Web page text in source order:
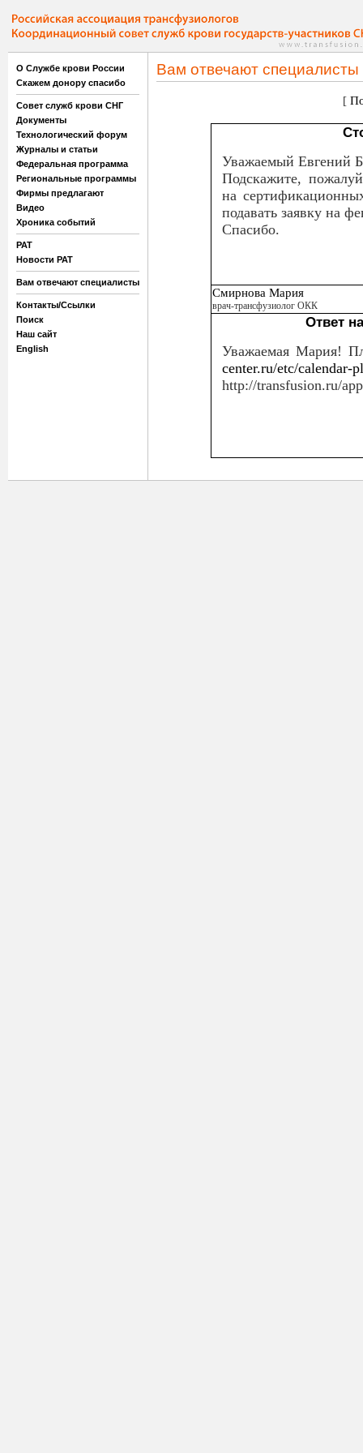
О Службе крови России
Скажем донору спасибо
Совет служб крови СНГ
Документы
Технологический форум
Журналы и статьи
Федеральная программа
Региональные программы
Фирмы предлагают
Видео
Хроника событий
РАТ
Новости РАТ
Вам отвечают специалисты
Контакты/Ссылки
Поиск
Наш сайт
English
Вам отвечают специалисты
[
Уважаемый Евгений
Подскажите,
на
подавать заявку на
Спасибо.
Смирнова Мария
врач-трансфузиолог ОКК
Ответ
Уважаемая Мария!
center.ru/etc/calendar-
http://transfusion.ru/